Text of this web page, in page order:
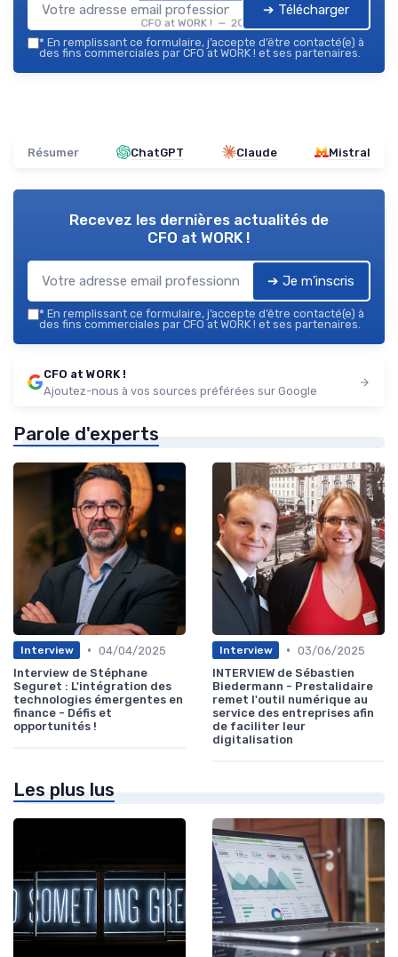
CFO at WORK ! — 2026
➔ Télécharger
* En remplissant ce formulaire, j’accepte d’être contacté(e) à
des fins commerciales par CFO at WORK ! et ses partenaires.
Résumer ChatGPT Claude Mistral
Recevez les dernières actualités de
CFO at WORK !
➔ Je m'inscris
* En remplissant ce formulaire, j’accepte d’être contacté(e) à
des fins commerciales par CFO at WORK ! et ses partenaires.
CFO at WORK !
Ajoutez-nous à vos sources préférées sur Google
Parole d'experts
Interview • 04/04/2025
Interview de Stéphane
Seguret : L'intégration des
technologies émergentes en
finance - Défis et
opportunités !
Interview • 03/06/2025
INTERVIEW de Sébastien
Biedermann - Prestalidaire
remet l'outil numérique au
service des entreprises afin
de faciliter leur
digitalisation
Les plus lus